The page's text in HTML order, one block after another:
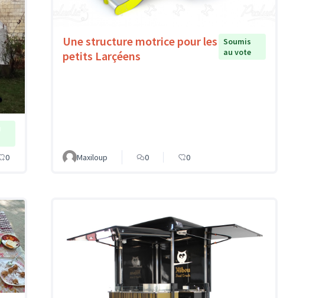
0
Une structure motrice pour les
petits Larçéens
Soumis
au vote
Maxiloup 0 0